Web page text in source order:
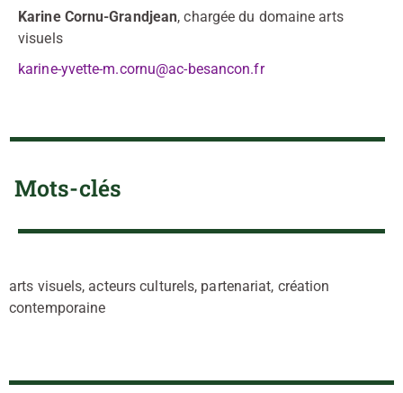
Karine Cornu-Grandjean, chargée du domaine arts
visuels
karine-yvette-m.cornu@ac-besancon.fr
Mots-clés
arts visuels, acteurs culturels, partenariat, création
contemporaine